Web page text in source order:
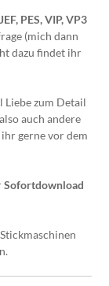
PES, VIP, VP3
(mich dann
dazu findet ihr
Liebe zum Detail
auch andere
gerne vor dem
Sofortdownload